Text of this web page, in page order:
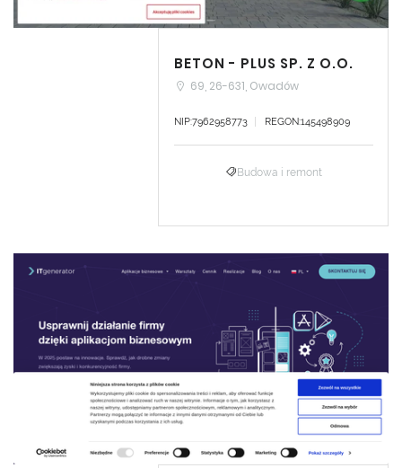
BETON - PLUS SP. Z O.O.
69, 26-631, Owadów
NIP:7962958773 REGON:145498909
Budowa i remont